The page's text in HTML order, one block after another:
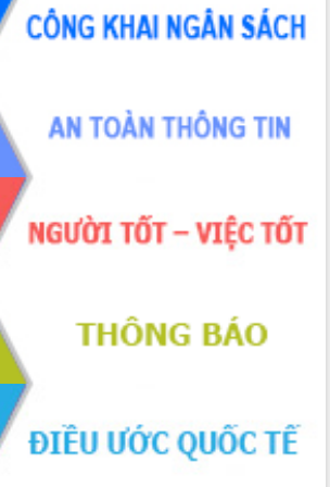
biến các
và xúc
động thích
xuất khẩu
Nam đột
tư
phá trong
Lắk
đổi số
dựng hạ
Tân
nhân Kỷ
Cách
khai thực